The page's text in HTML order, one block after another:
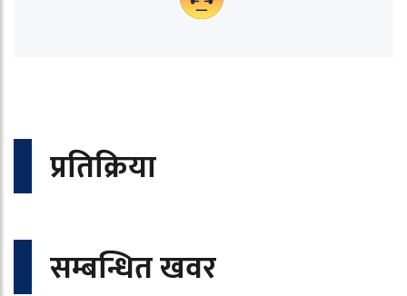
प्रतिक्रिया
सम्बन्धित खवर